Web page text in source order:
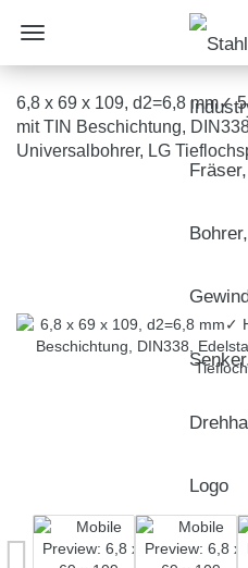
6,8 x 69 x 109, d2=6,8 mm✓
mit TIN Beschichtung,
Universalbohrer, LG